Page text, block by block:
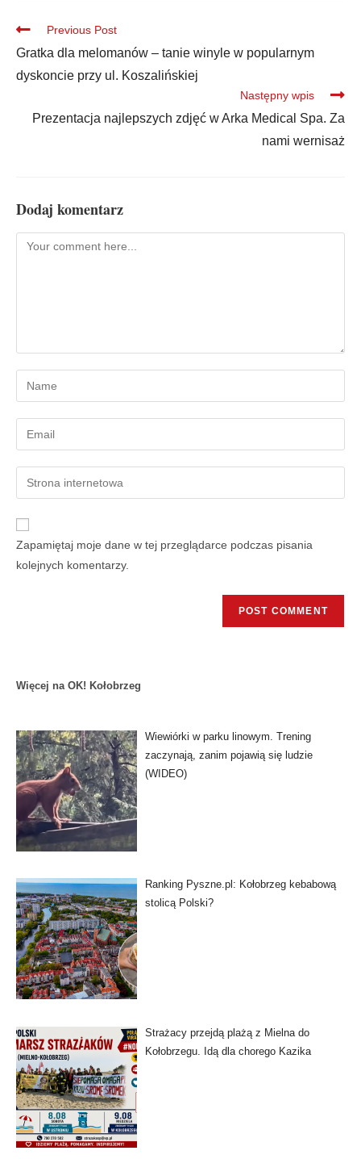
Previous Post
Gratka dla melomanów – tanie winyle w popularnym
dyskoncie przy ul. Koszalińskiej
Następny wpis
Prezentacja najlepszych zdjęć w Arka Medical Spa. Za
nami wernisaż
Dodaj komentarz
Zapamiętaj moje dane w tej przeglądarce podczas pisania
kolejnych komentarzy.
Więcej na OK! Kołobrzeg
Wiewiórki w parku linowym. Trening
zaczynają, zanim pojawią się ludzie
(WIDEO)
Ranking Pyszne.pl: Kołobrzeg kebabową
stolicą Polski?
Strażacy przejdą plażą z Mielna do
Kołobrzegu. Idą dla chorego Kazika